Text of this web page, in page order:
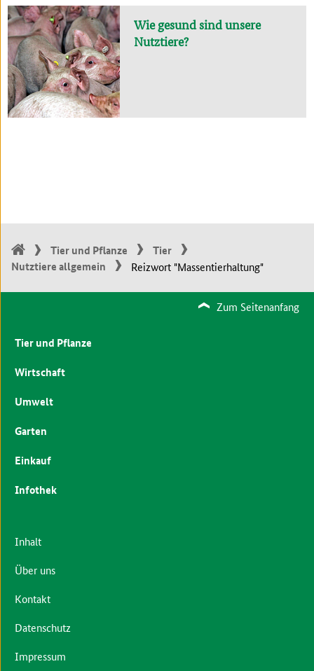
Wie gesund sind unsere
Nutztiere?
Tier und Pflanze
Tier
Nutztiere allgemein
Reizwort "Massentierhaltung"
Zum Seitenanfang
Tier und Pflanze
Wirtschaft
Umwelt
Garten
Einkauf
Infothek
Inhalt
Über uns
Kontakt
Datenschutz
Impressum